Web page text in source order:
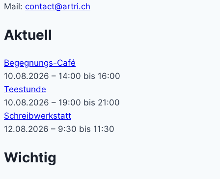
Mail: contact@artri.ch
Aktuell
Begegnungs-Café
10.08.2026 – 14:00 bis 16:00
Teestunde
10.08.2026 – 19:00 bis 21:00
Schreibwerkstatt
12.08.2026 – 9:30 bis 11:30
Wichtig